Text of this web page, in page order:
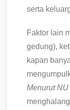
serta
Faktor lain
gedung),
kapan
Menurut